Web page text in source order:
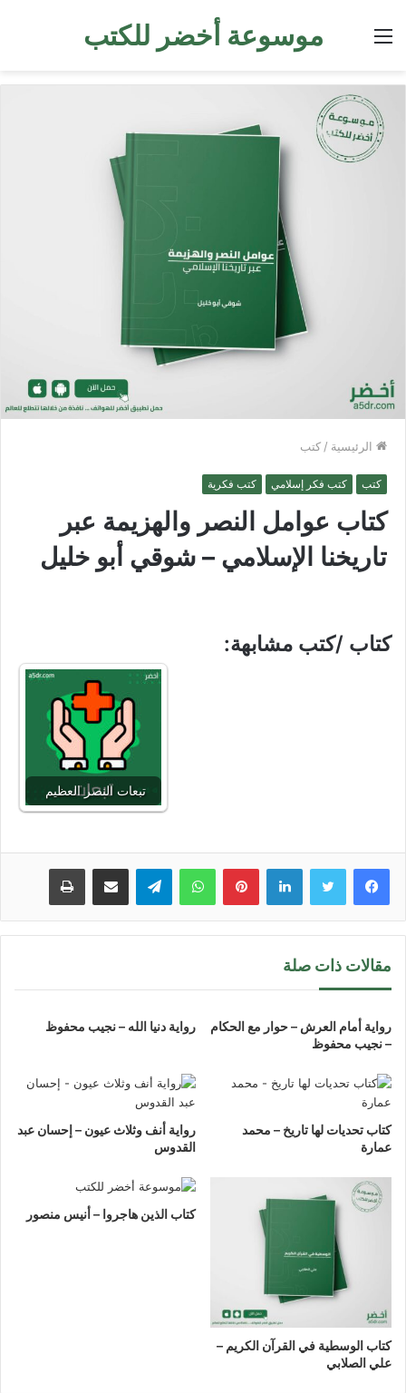
موسوعة أخضر للكتب القائمة
الرئيسية / كتب
كتب كتب فكر إسلامي كتب فكرية
كتاب عوامل النصر والهزيمة عبر
تاريخنا الإسلامي – شوقي أبو خليل
كتاب /كتب مشابهة:
تبعات النصر العظيم
لينكدإن بينتيريستواتساب تيلقرام مشاركة عبر البريد طباعة
مقالات ذات صلة
رواية أمام العرش – حوار مع الحكام
– نجيب محفوظ
رواية دنيا الله – نجيب محفوظ
كتاب تحديات لها تاريخ – محمد
عمارة
رواية أنف وثلاث عيون – إحسان عبد
القدوس
كتاب الوسطية في القرآن الكريم –
علي الصلابي
كتاب الذين هاجروا – أنيس منصور